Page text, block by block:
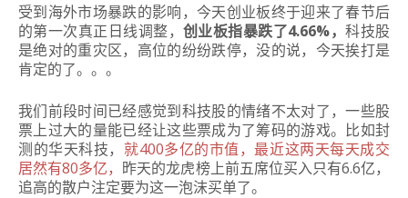
受到海外市场暴跌的影响，今天创业板终于迎来了春节后
的第一次真正日线调整， 创业板指暴跌了4.66%，科技股
是绝对的重灾区，高位的纷纷跌停，没的说，今天挨打是
肯定的了。 。 。
我们前段时间已经感觉到科技股的情绪不太对了，一些股
票上过大的量能已经让这些票成为了筹码的游戏。 比如封
测的华天科技， 就400多亿的市值，最近这两天每天成交
居然有80多亿， 昨天的龙虎榜上前五席位买入只有6.6亿，
追高的散户注定要为这一泡沫买单了。